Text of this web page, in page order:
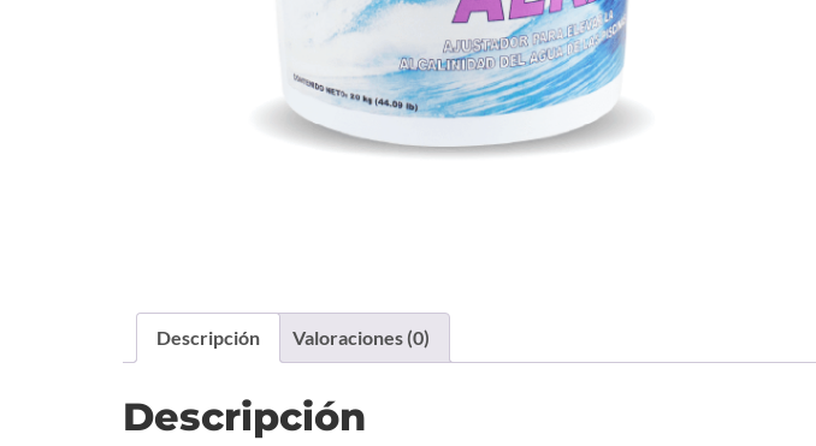
Descripción Valoraciones (0)
Descripción